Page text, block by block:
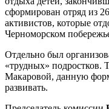
сформирован отряд из
активистов, которые
Черноморском
Отдельно был
«трудных» подростков.
Макаровой, данную
развивать.